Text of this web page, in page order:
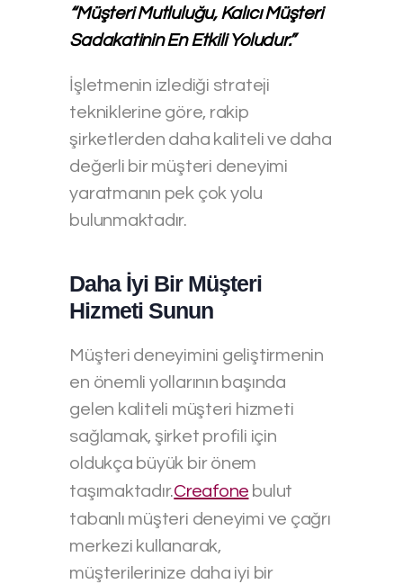
“Müşteri Mutluluğu, Kalıcı Müşteri
Sadakatinin En Etkili Yoludur.”
İşletmenin izlediği strateji
tekniklerine göre, rakip
şirketlerden daha kaliteli ve daha
değerli bir müşteri deneyimi
yaratmanın pek çok yolu
bulunmaktadır.
Daha İyi Bir Müşteri
Hizmeti Sunun
Müşteri deneyimini geliştirmenin
en önemli yollarının başında
gelen kaliteli müşteri hizmeti
sağlamak, şirket profili için
oldukça büyük bir önem
taşımaktadır.Creafone bulut
tabanlı müşteri deneyimi ve çağrı
merkezi kullanarak,
müşterilerinize daha iyi bir